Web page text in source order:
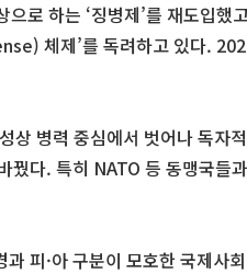
로 하는 ‘징병제’를 재도입
체제’를 독려하고 있다.
상 병력 중심에서 벗어나 독자
꿨다. 특히 NATO 등 동맹국들
피·아 구분이 모호한 국제사